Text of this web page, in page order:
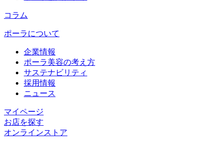
コラム
ポーラについて
企業情報
ポーラ美容の考え方
サステナビリティ
採用情報
ニュース
マイページ​
お店を探す​
オンラインストア​